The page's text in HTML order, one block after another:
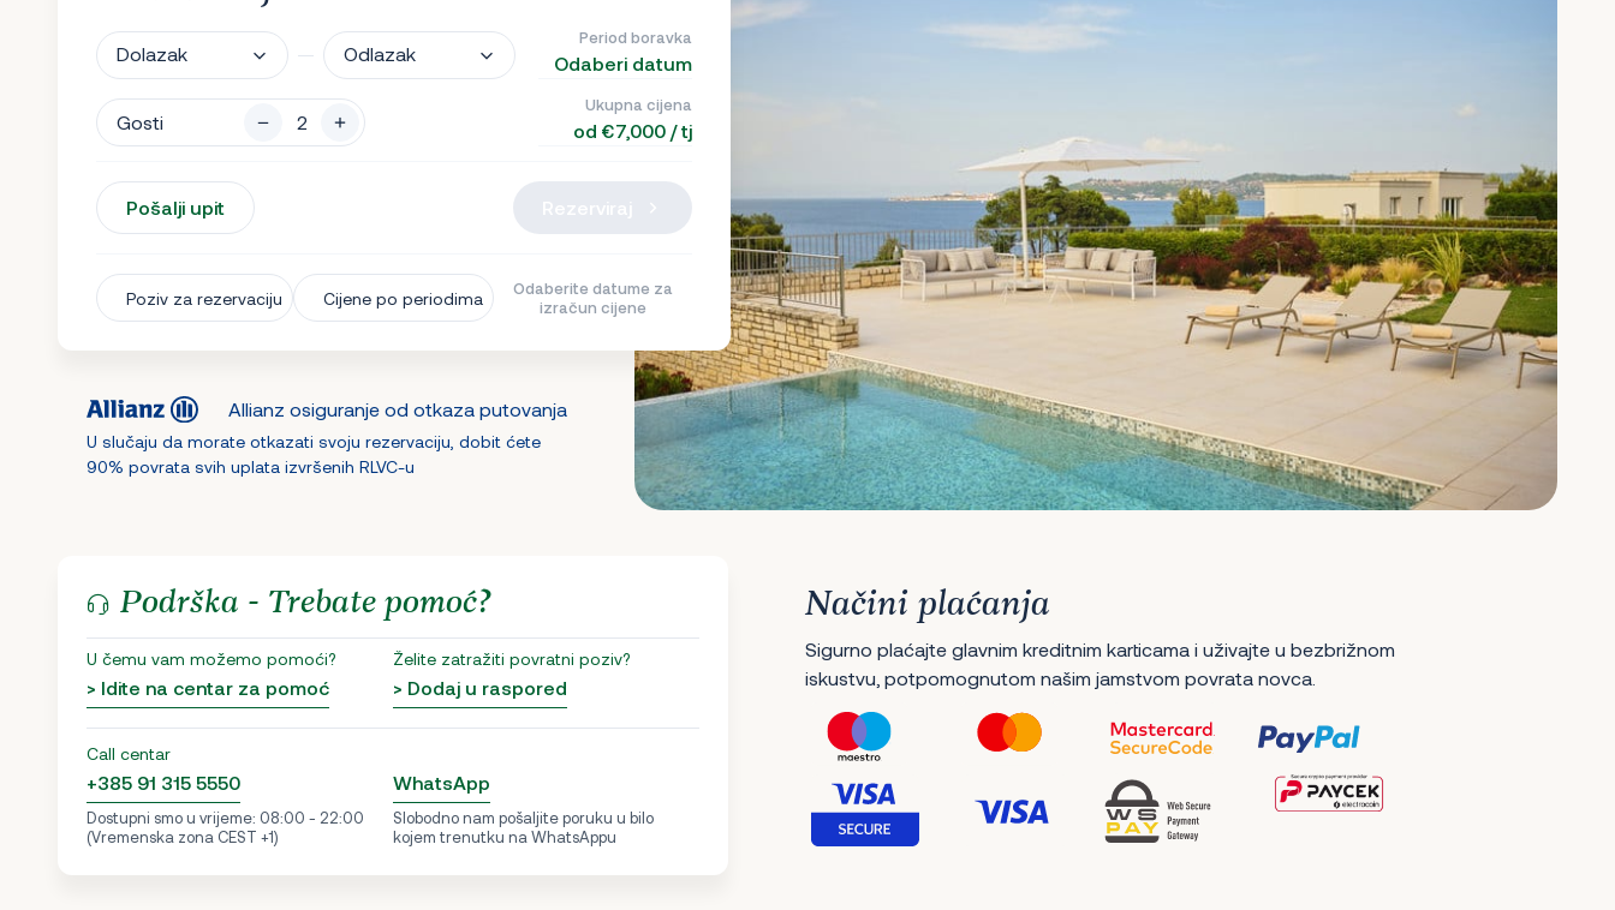
Dolazak Odlazak
Period boravka
Odaberi datum
Gosti
Ukupna cijena
od €7,000 / tj
Pošalji upit
Poziv za rezervaciju Cijene po periodima
Odaberite datume za
izračun cijene
Allianz osiguranje od otkaza putovanja
U slučaju da morate otkazati svoju rezervaciju, dobit ćete
90% povrata svih uplata izvršenih RLVC-u
Podrška - Trebate pomoć?
U čemu vam možemo pomoći?
> Idite na centar za pomoć
Želite zatražiti povratni poziv?
> Dodaj u raspored
Call centar
+385 91 315 5550
Dostupni smo u vrijeme: 08:00 - 22:00
(Vremenska zona CEST +1)
WhatsApp
Slobodno nam pošaljite poruku u bilo
kojem trenutku na WhatsAppu
Načini plaćanja
Sigurno plaćajte glavnim kreditnim karticama i uživajte u bezbrižnom
iskustvu, potpomognutom našim jamstvom povrata novca.